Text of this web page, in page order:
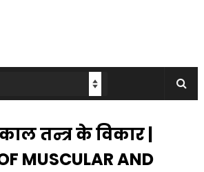
तन्त्र के विकार |
MUSCULAR AND